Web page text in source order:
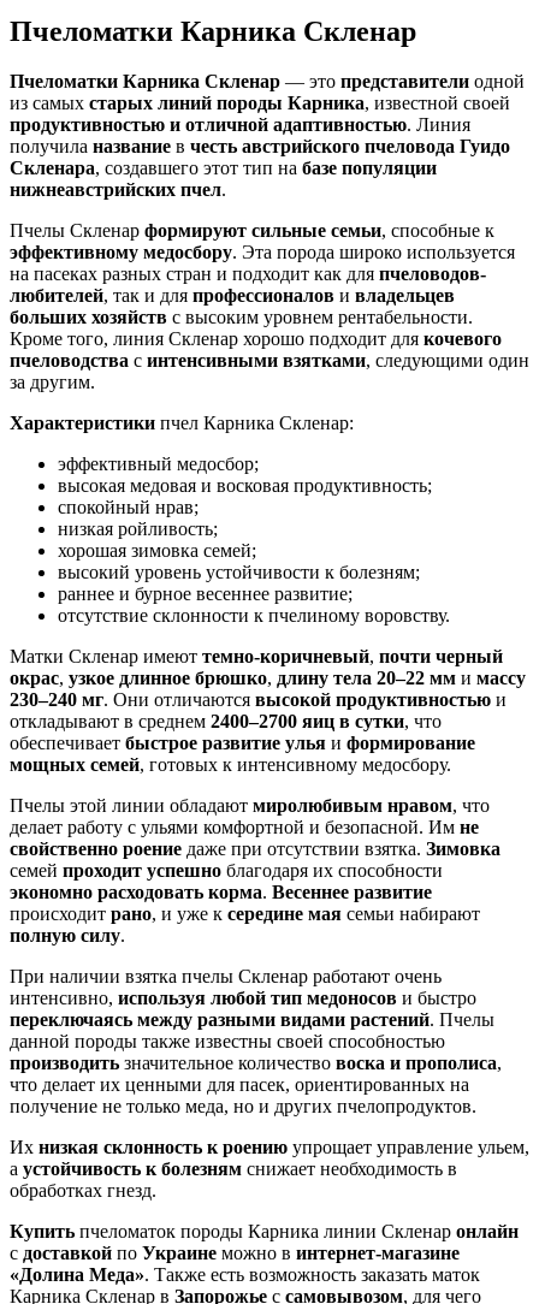
Пчеломатки Карника Скленар
Пчеломатки Карника Скленар — это представители одной
из самых старых линий породы Карника, известной своей
продуктивностью и отличной адаптивностью. Линия
получила название в честь австрийского пчеловода Гуидо
Скленара, создавшего этот тип на базе популяции
нижнеавстрийских пчел.
Пчелы Скленар формируют сильные семьи, способные к
эффективному медосбору. Эта порода широко используется
на пасеках разных стран и подходит как для пчеловодов-
любителей, так и для профессионалов и владельцев
больших хозяйств с высоким уровнем рентабельности.
Кроме того, линия Скленар хорошо подходит для кочевого
пчеловодства с интенсивными взятками, следующими один
за другим.
Характеристики пчел Карника Скленар:
эффективный медосбор;
высокая медовая и восковая продуктивность;
спокойный нрав;
низкая ройливость;
хорошая зимовка семей;
высокий уровень устойчивости к болезням;
раннее и бурное весеннее развитие;
отсутствие склонности к пчелиному воровству.
Матки Скленар имеют темно-коричневый, почти черный
окрас, узкое длинное брюшко, длину тела 20–22 мм и массу
230–240 мг. Они отличаются высокой продуктивностью и
откладывают в среднем 2400–2700 яиц в сутки, что
обеспечивает быстрое развитие улья и формирование
мощных семей, готовых к интенсивному медосбору.
Пчелы этой линии обладают миролюбивым нравом, что
делает работу с ульями комфортной и безопасной. Им не
свойственно роение даже при отсутствии взятка. Зимовка
семей проходит успешно благодаря их способности
экономно расходовать корма. Весеннее развитие
происходит рано, и уже к середине мая семьи набирают
полную силу.
При наличии взятка пчелы Скленар работают очень
интенсивно, используя любой тип медоносов и быстро
переключаясь между разными видами растений. Пчелы
данной породы также известны своей способностью
производить значительное количество воска и прополиса,
что делает их ценными для пасек, ориентированных на
получение не только меда, но и других пчелопродуктов.
Их низкая склонность к роению упрощает управление ульем,
а устойчивость к болезням снижает необходимость в
обработках гнезд.
Купить пчеломаток породы Карника линии Скленар онлайн
с доставкой по Украине можно в интернет-магазине
«Долина Меда». Также есть возможность заказать маток
Карника Скленар в Запорожье с самовывозом, для чего